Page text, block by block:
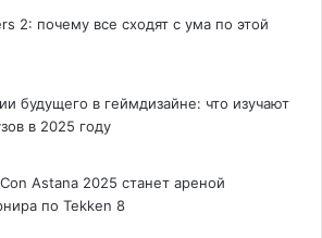
2: почему все сходят с ума по этой
будущего в геймдизайне: что изучают
в 2025 году
Astana 2025 станет ареной
по Tekken 8